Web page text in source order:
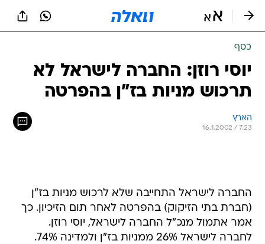
כסף
יוסי רוזן: החברה לישראל לא
תרכוש מניות בז"ן בהפרטה
הארץ
16.1.2002 / 7:23
החברה לישראל התחייבה שלא לרכוש מניות בז"ן
(חברת בתי הזיקוק) בהפרטה לאחר תום הזיכיון. כך
אמר אתמול מנכ"ל החברה לישראל, יוסי רוזן.
לחברה לישראל 26% ממניות בז"ן ולמדינה 74%.